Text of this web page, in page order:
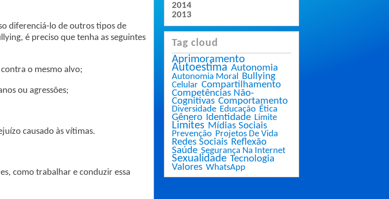
diferenciá-lo de outros tipos de
é preciso que tenha as seguintes
o mesmo alvo;
ou agressões;
causado às vítimas.
como trabalhar e conduzir essa
2014
2013
Tag cloud
Aprimoramento
Autoestima Autonomia
Autonomia Moral Bullying
Celular Compartilhamento
Competências Não-
Cognitivas Comportamento
Diversidade Educação Ética
Gênero Identidade Limite
Limites Mídias Sociais
Prevenção Projetos De Vida
Redes Sociais Reflexão
Saúde Segurança Na Internet
Sexualidade Tecnologia
Valores WhatsApp